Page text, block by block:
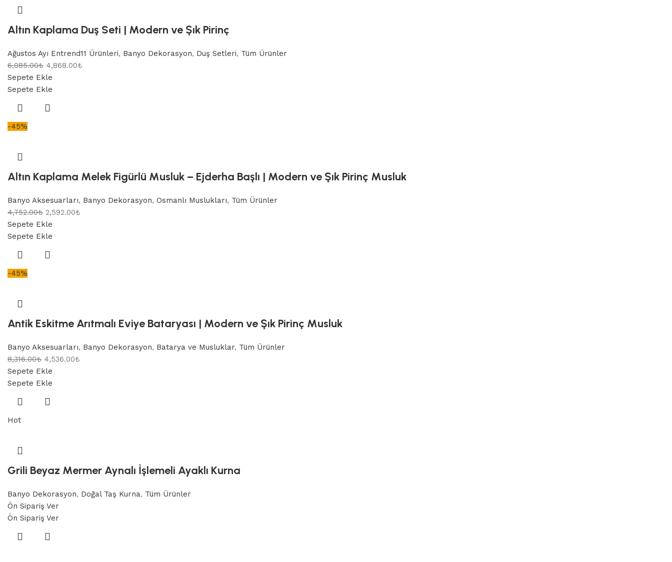
Altın Kaplama Duş Seti | Modern ve Şık Pirinç
Ağustos Ayı Entrend11 Ürünleri, Banyo Dekorasyon, Duş Setleri, Tüm Ürünler
6,085.00₺ 4,868.00₺
Sepete Ekle
Sepete Ekle
-45%
Altın Kaplama Melek Figürlü Musluk – Ejderha Başlı | Modern ve Şık Pirinç Musluk
Banyo Aksesuarları, Banyo Dekorasyon, Osmanlı Muslukları, Tüm Ürünler
4,752.00₺ 2,592.00₺
Sepete Ekle
Sepete Ekle
-45%
Antik Eskitme Arıtmalı Eviye Bataryası | Modern ve Şık Pirinç Musluk
Banyo Aksesuarları, Banyo Dekorasyon, Batarya ve Musluklar, Tüm Ürünler
8,316.00₺ 4,536.00₺
Sepete Ekle
Sepete Ekle
Hot
Grili Beyaz Mermer Aynalı İşlemeli Ayaklı Kurna
Banyo Dekorasyon, Doğal Taş Kurna, Tüm Ürünler
Ön Sipariş Ver
Ön Sipariş Ver